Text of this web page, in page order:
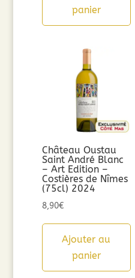
panier
Château Oustau
Saint André Blanc
– Art Edition –
Costières de Nîmes
(75cl) 2024
8,90€
Ajouter au
panier